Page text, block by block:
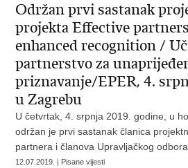
Održan prvi sastanak
projekta Effective
enhanced recognition /
partnerstvo za
priznavanje/EPER, 4.
u Zagrebu
U četvrtak, 4. srpnja 2019. godine, u
održan je prvi sastanak članica
partnera i članova Upravljačkog
12.07.2019. | Pisane vijesti